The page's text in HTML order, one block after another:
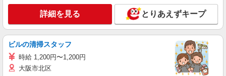
詳細を見る とりあえずキープ
ビルの清掃スタッフ
時給 1,200円〜1,200円
大阪市北区